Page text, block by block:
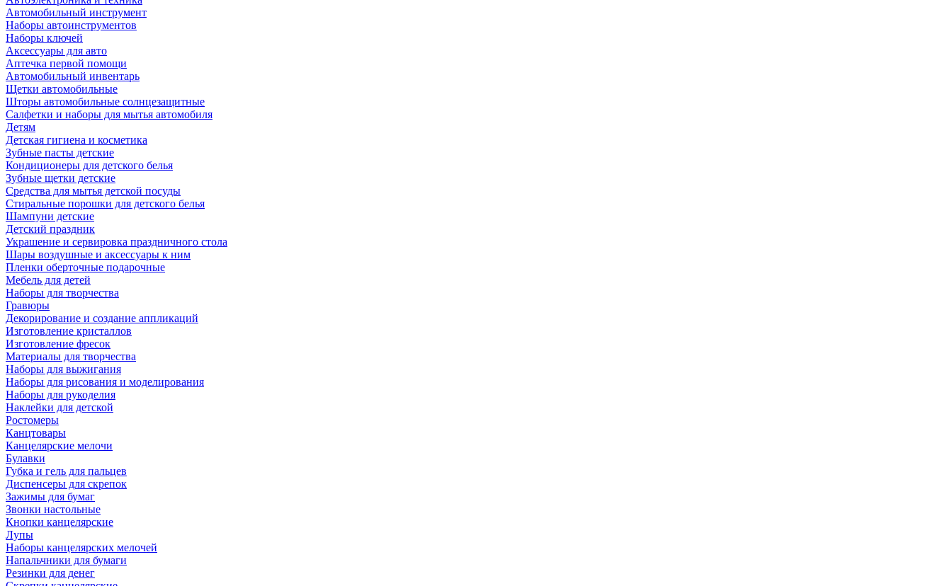
Автомобильный инструмент
Наборы автоинструментов
Наборы ключей
Аксессуары для авто
Аптечка первой помощи
Автомобильный инвентарь
Щетки автомобильные
Шторы автомобильные солнцезащитные
Салфетки и наборы для мытья автомобиля
Детям
Детская гигиена и косметика
Зубные пасты детские
Кондиционеры для детского белья
Зубные щетки детские
Средства для мытья детской посуды
Стиральные порошки для детского белья
Шампуни детские
Детский праздник
Украшение и сервировка праздничного стола
Шары воздушные и аксессуары к ним
Пленки оберточные подарочные
Мебель для детей
Наборы для творчества
Гравюры
Декорирование и создание аппликаций
Изготовление кристаллов
Изготовление фресок
Материалы для творчества
Наборы для выжигания
Наборы для рисования и моделирования
Наборы для рукоделия
Наклейки для детской
Ростомеры
Канцтовары
Канцелярские мелочи
Булавки
Губка и гель для пальцев
Диспенсеры для скрепок
Зажимы для бумаг
Звонки настольные
Кнопки канцелярские
Лупы
Наборы канцелярских мелочей
Напальчники для бумаги
Резинки для денег